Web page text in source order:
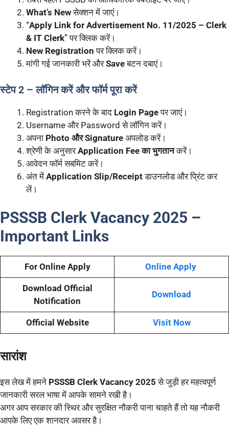
What’s Newसेक्शन में जाएं।
“Apply Link for Advertisement No. 11/2025 – Clerk
& IT Clerk” पर क्लिक करें।
New Registration पर क्लिक करें।
मांगी गई जानकारी भरें औरSaveबटन दबाएं।
स्टेप 2 – लॉगिन करें और फॉर्म पूरा करें
Registration करने के बाद Login Pageपर जाएं।
Username और Password से लॉगिन करें।
अपना Photo और Signature अपलोड करें।
श्रेणी के अनुसारApplication Fee का भुगतानकरें।
आवेदन फॉर्म सबमिट करें।
अंत में Application Slip/Receiptडाउनलोड और प्रिंट कर
लें।
PSSSB Clerk Vacancy 2025 –
Important Links
For Online Apply Online Apply
Download Official
Notification
Download
Official Website Visit Now
सारांश
इस लेख में हमने PSSSB Clerk Vacancy 2025 से जुड़ी हर महत्वपूर्ण
जानकारी सरल भाषा में आपके सामने रखी है।
अगर आप सरकार की स्थिर और सुरक्षित नौकरी पाना चाहते हैं तो यह नौकरी
आपके लिए एक शानदार अवसर है।